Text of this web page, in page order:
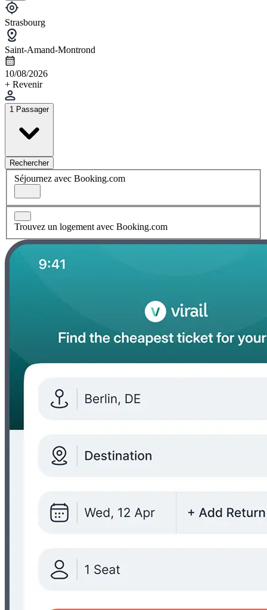
Strasbourg
Saint-Amand-Montrond
10/08/2026
+ Revenir
1 Passager
Rechercher
Séjournez avec Booking.com
Trouvez un logement avec Booking.com